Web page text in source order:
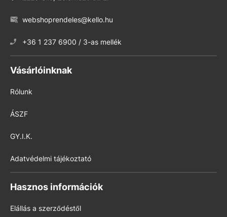
webshoprendeles@kello.hu
+36 1 237 6900 / 3-as mellék
Vásárlóinknak
Rólunk
ÁSZF
GY.I.K.
Adatvédelmi tájékoztató
Hasznos információk
Elállás a szerződéstől